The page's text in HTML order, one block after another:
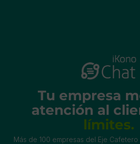
Tu empresa
atención al
límites.
Más de 100 empresas del Eje